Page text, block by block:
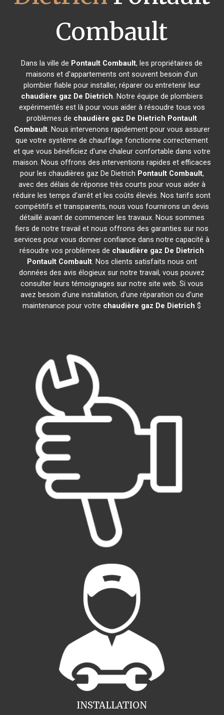
Combault
Dans la ville de Pontault Combault, les propriétaires de
maisons et d'appartements ont souvent besoin d'un
plombier fiable pour installer, réparer ou entretenir leur
chaudière gaz De Dietrich. Notre équipe de plombiers
expérimentés est là pour vous aider à résoudre tous vos
problèmes de chaudière gaz De Dietrich Pontault
Combault. Nous intervenons rapidement pour vous assurer
que votre système de chauffage fonctionne correctement
et que vous bénéficiez d'une chaleur confortable dans votre
maison. Nous offrons des interventions rapides et efficaces
pour les chaudières gaz De Dietrich Pontault Combault,
avec des délais de réponse très courts pour vous aider à
réduire les temps d'arrêt et les coûts élevés. Nos tarifs sont
compétitifs et transparents, nous vous fournirons un devis
détaillé avant de commencer les travaux. Nous sommes
fiers de notre travail et nous offrons des garanties sur nos
services pour vous donner confiance dans notre capacité à
résoudre vos problèmes de chaudière gaz De Dietrich
Pontault Combault. Nos clients satisfaits nous ont
données des avis élogieux sur notre travail, vous pouvez
consulter leurs témoignages sur notre site web. Si vous
avez besoin d'une installation, d'une réparation ou d'une
maintenance pour votre chaudière gaz De Dietrich $
INSTALLATION